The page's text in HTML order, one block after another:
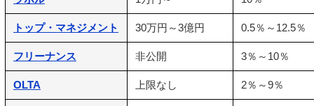
トップ・マネジメント 30万円～3億円 0.5％～12.5％
フリーナンス 非公開 3％～10％
OLTA 上限なし 2％～9％